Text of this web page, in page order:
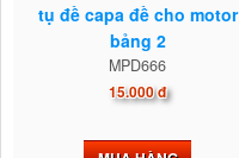
tụ đề capa đề cho motor
bảng 2
MPD666
15.000 đ